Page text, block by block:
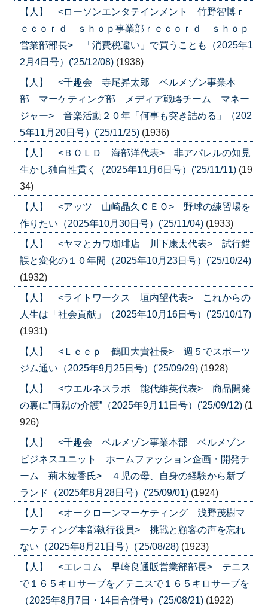
【人】 <ローソンエンタテインメント 竹野智博ｒ
ｅｃｏｒｄ ｓｈｏｐ事業部ｒｅｃｏｒｄ ｓｈｏｐ
営業部部長> 「消費税違い」で買うことも（2025年1
2月4日号）('25/12/08) (1938)
【人】 <千趣会 寺尾昇太郎 ベルメゾン事業本
部 マーケティング部 メディア戦略チーム マネー
ジャー> 音楽活動２０年「何事も突き詰める」（202
5年11月20日号）('25/11/25) (1936)
【人】 <ＢＯＬＤ 海部洋代表> 非アパレルの知見
生かし独自性貫く（2025年11月6日号）('25/11/11) (19
34)
【人】 <アッツ 山崎晶久ＣＥＯ> 野球の練習場を
作りたい（2025年10月30日号）('25/11/04) (1933)
【人】 <ヤマとカワ珈琲店 川下康太代表> 試行錯
誤と変化の１０年間（2025年10月23日号）('25/10/24)
(1932)
【人】 <ライトワークス 垣内望代表> これからの
人生は「社会貢献」（2025年10月16日号）('25/10/17)
(1931)
【人】 <Ｌｅｅｐ 鶴田大貴社長> 週５でスポーツ
ジム通い（2025年9月25日号）('25/09/29) (1928)
【人】 <ウエルネスラボ 能代維英代表> 商品開発
の裏に”両親の介護”（2025年9月11日号）('25/09/12) (1
926)
【人】 <千趣会 ベルメゾン事業本部 ベルメゾン
ビジネスユニット ホームファッション企画・開発チ
ーム 荊木綾香氏> ４児の母、自身の経験から新ブ
ランド（2025年8月28日号）('25/09/01) (1924)
【人】 <オークローンマーケティング 浅野茂樹マ
ーケティング本部執行役員> 挑戦と顧客の声を忘れ
ない（2025年8月21日号）('25/08/28) (1923)
【人】 <エレコム 早崎良通販営業部部長> テニス
で１６５キロサーブを／テニスで１６５キロサーブを
（2025年8月7日・14日合併号）('25/08/21) (1922)